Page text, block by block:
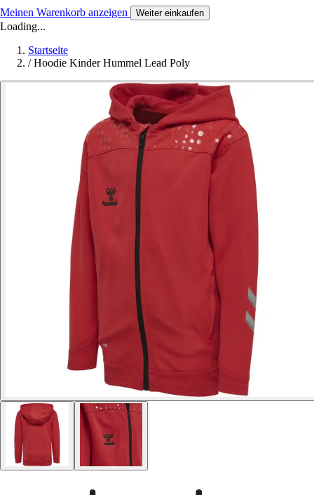
Meinen Warenkorb anzeigen Weiter einkaufen
Loading...
Startseite
/ Hoodie Kinder Hummel Lead Poly